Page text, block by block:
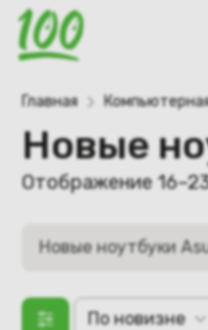
Главная
Новые
Отображение
Новые ноутбуки
По новизне